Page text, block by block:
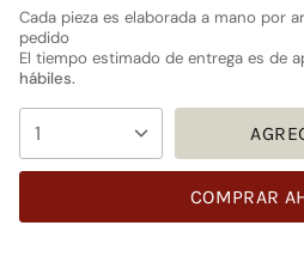
Cada pieza es elaborada a mano por
pedido
El tiempo estimado de entrega es de
hábiles.
<span
class=\"quantity-
{{
1
COMPRAR